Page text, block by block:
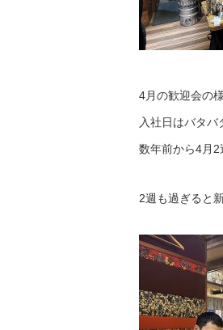
4月の歓迎会の
入社日はバタ
数年前から4月2
2週も過ぎると